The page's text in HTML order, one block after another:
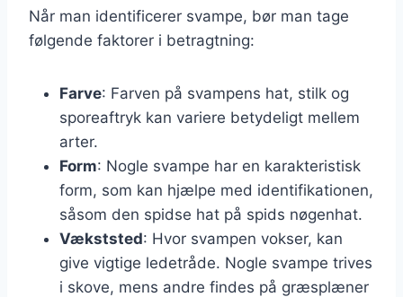
Når man identificerer svampe, bør man tage
følgende faktorer i betragtning:
Farve: Farven på svampens hat, stilk og
sporeaftryk kan variere betydeligt mellem
arter.
Form: Nogle svampe har en karakteristisk
form, som kan hjælpe med identifikationen,
såsom den spidse hat på spids nøgenhat.
Vækststed: Hvor svampen vokser, kan
give vigtige ledetråde. Nogle svampe trives
i skove, mens andre findes på græsplæner